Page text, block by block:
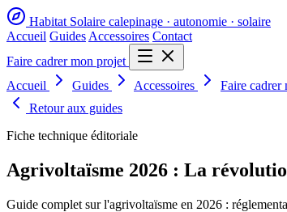
Habitat Solaire calepinage · autonomie · solaire
Accueil Guides Accessoires Contact
Faire cadrer mon projet
Accueil
Guides Accessoires
Faire cadrer
Retour aux guides
Fiche technique éditoriale
Agrivoltaïsme 2026 : La
Guide complet sur l'agrivoltaïsme en 2026 :